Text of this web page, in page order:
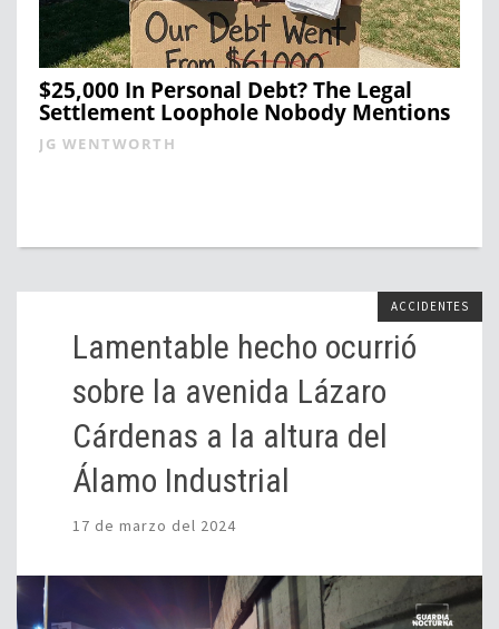
$25,000 In Personal Debt? The Legal
Settlement Loophole Nobody Mentions
JG WENTWORTH
ACCIDENTES
Lamentable hecho ocurrió
sobre la avenida Lázaro
Cárdenas a la altura del
Álamo Industrial
17 de marzo del 2024